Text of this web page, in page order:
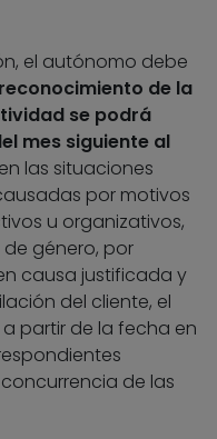
el autónomo debe
reconocimiento de la
se podrá
mes siguiente al
las situaciones
por motivos
u organizativos,
género, por
causa justificada y
del cliente, el
partir de la fecha en
de las